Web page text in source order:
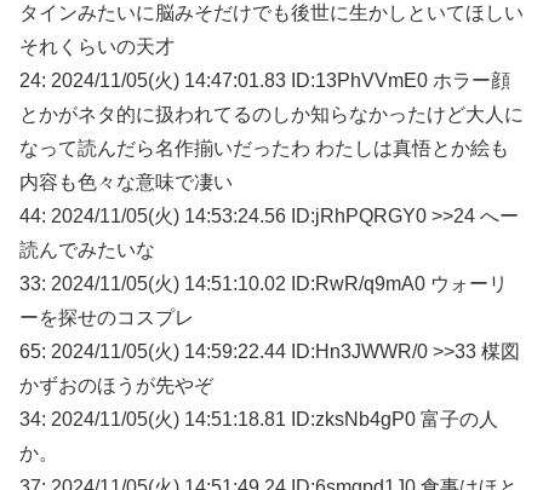
タインみたいに脳みそだけでも後世に生かしといてほしい
それくらいの天才
24: 2024/11/05(火) 14:47:01.83 ID:13PhVVmE0 ホラー顔
とかがネタ的に扱われてるのしか知らなかったけど大人に
なって読んだら名作揃いだったわ わたしは真悟とか絵も
内容も色々な意味で凄い
44: 2024/11/05(火) 14:53:24.56 ID:jRhPQRGY0 >>24 へー
読んでみたいな
33: 2024/11/05(火) 14:51:10.02 ID:RwR/q9mA0 ウォーリ
ーを探せのコスプレ
65: 2024/11/05(火) 14:59:22.44 ID:Hn3JWWR/0 >>33 楳図
かずおのほうが先やぞ
34: 2024/11/05(火) 14:51:18.81 ID:zksNb4gP0 富子の人
か。